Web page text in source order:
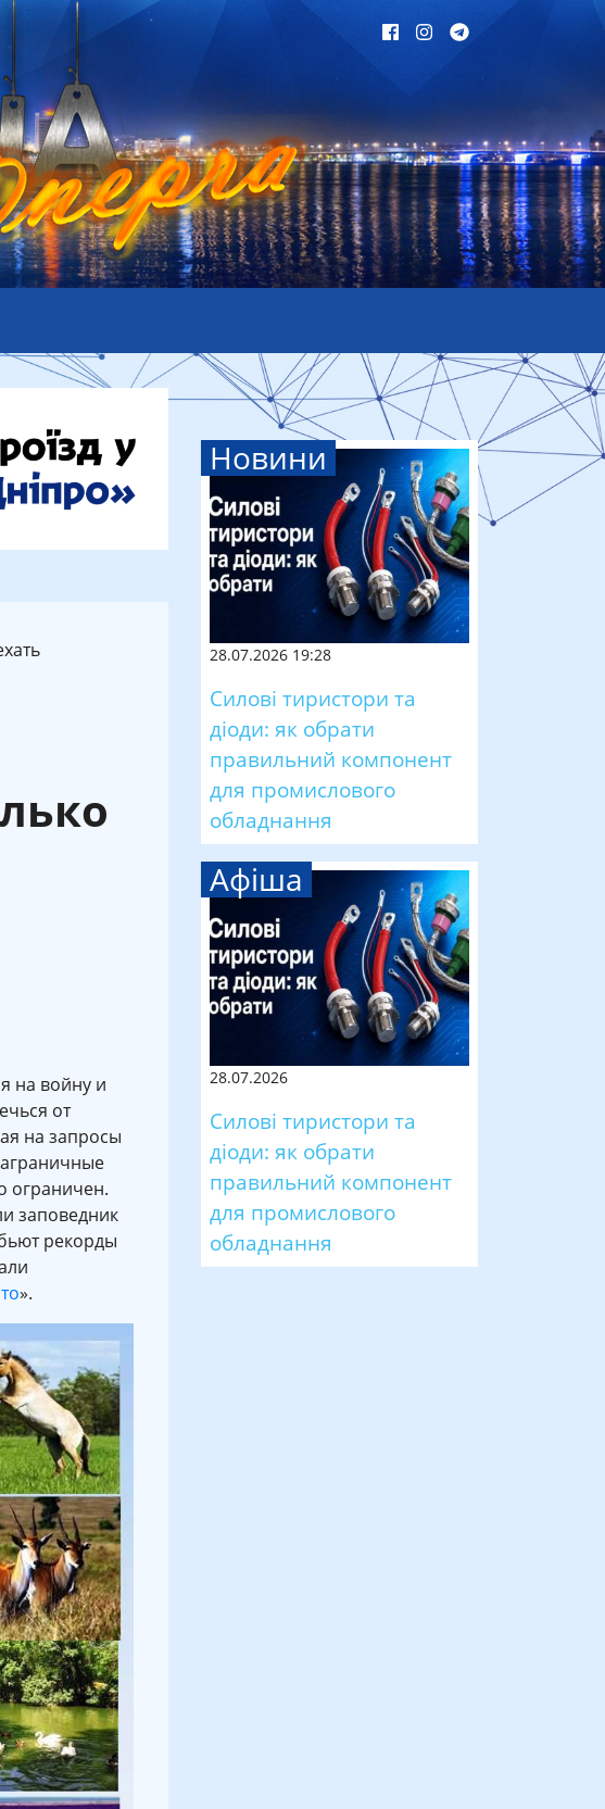
на войну и
от
на запросы
ограничен.
заповедник
рекорды
».
Новини
28.07.2026 19:28
Силові тиристори та
діоди: як обрати
правильний компонент
для промислового
обладнання
Афіша
28.07.2026
Силові тиристори та
діоди: як обрати
правильний компонент
для промислового
обладнання